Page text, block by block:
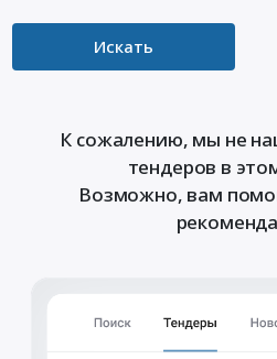
Искать
К сожалению, мы не
тендеров в
Возможно, вам